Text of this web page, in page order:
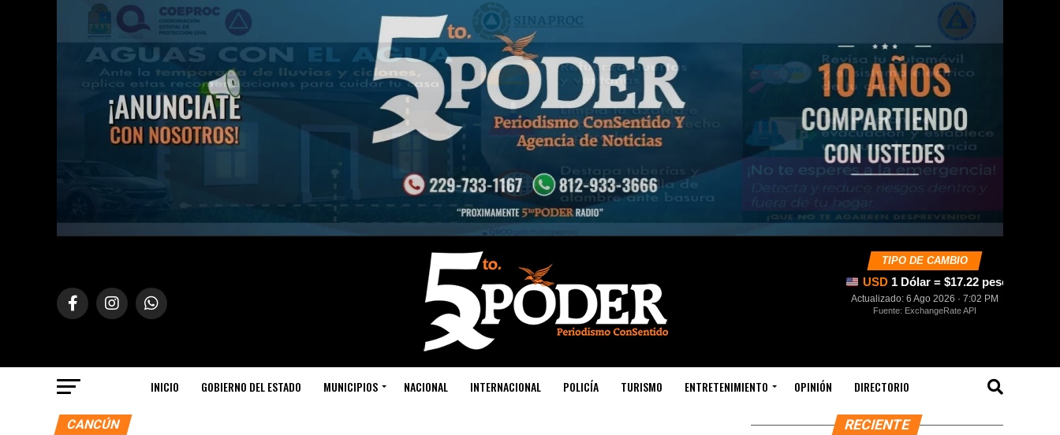
TIPO DE CAMBIO
USD 1 Dólar = $17.22 pesos
Actualizado: 6 Ago 2026 · 7:02 PM
Fuente: ExchangeRate API
INICIO GOBIERNO DEL ESTADO MUNICIPIOS NACIONAL INTERNACIONAL POLICÍA TURISMO ENTRETENIMIENTO OPINIÓN DIRECTORIO
CANCÚN RECIENTE